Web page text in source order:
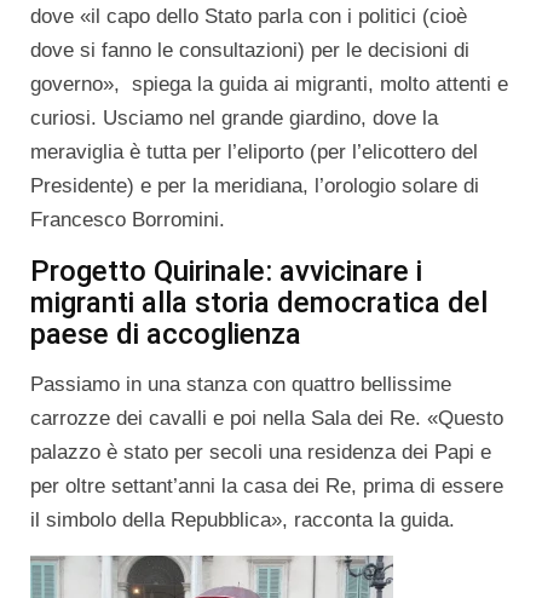
dove «il capo dello Stato parla con i politici (cioè
dove si fanno le consultazioni) per le decisioni di
governo», spiega la guida ai migranti, molto attenti e
curiosi. Usciamo nel grande giardino, dove la
meraviglia è tutta per l’eliporto (per l’elicottero del
Presidente) e per la meridiana, l’orologio solare di
Francesco Borromini.
Progetto Quirinale: avvicinare i
migranti alla storia democratica del
paese di accoglienza
Passiamo in una stanza con quattro bellissime
carrozze dei cavalli e poi nella Sala dei Re. «Questo
palazzo è stato per secoli una residenza dei Papi e
per oltre settant’anni la casa dei Re, prima di essere
il simbolo della Repubblica», racconta la guida.